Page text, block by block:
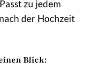
zu jedem
der Hochzeit
Blick: